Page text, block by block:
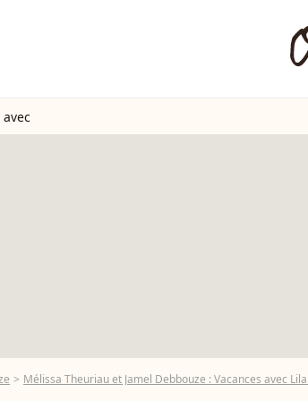
Mélissa Theuriau et Jamel Debbouze : Vacances avec